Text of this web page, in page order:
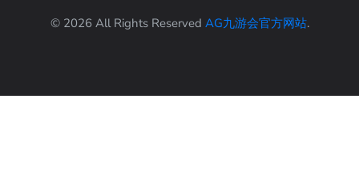
© 2026 All Rights Reserved AG九游会官方网站.